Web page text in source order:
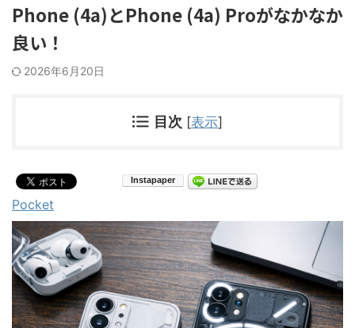
Phone (4a)とPhone (4a) Proがなかなか
良い！
2026年6月20日
目次 [表示]
Pocket